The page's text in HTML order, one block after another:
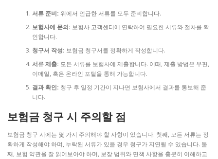
서류 준비: 위에서 언급한 서류를 모두 준비합니다.
보험사에 문의: 보험사 고객센터에 연락하여 필요한 서류와 절차를 확
인합니다.
청구서 작성: 보험금 청구서를 정확하게 작성합니다.
서류 제출: 모든 서류를 보험사에 제출합니다. 이때, 제출 방법은 우편,
이메일, 혹은 온라인 포털을 통해 가능합니다.
결과 확인: 청구 후 일정 기간이 지나면 보험사에서 결과를 통보해 줍
니다.
보험금 청구 시 주의할 점
보험금 청구 시에는 몇 가지 주의해야 할 사항이 있습니다. 첫째, 모든 서류는 정
확하게 작성해야 하며, 누락된 서류가 있을 경우 청구가 지연될 수 있습니다. 둘
째, 보험 약관을 잘 읽어보아야 하며, 보장 범위와 면책 사항을 충분히 이해하고